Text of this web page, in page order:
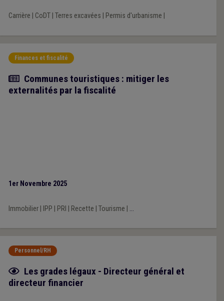
Carrière CoDT| Terres excavées Permis d'urbanisme
Finances et fiscalité
Article
Communes touristiques : mitiger les
externalités par la fiscalité
1er Novembre 2025
Immobilier| IPP PRI Recette Tourisme ...
Personnel/RH
Fiche focus
Les grades légaux - Directeur général et
directeur financier